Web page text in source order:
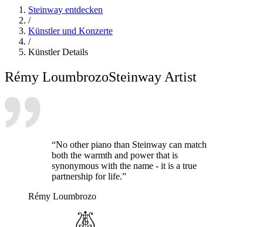
Steinway entdecken
/
Künstler und Konzerte
/
Künstler Details
Rémy LoumbrozoSteinway Artist
“No other piano than Steinway can match
both the warmth and power that is
synonymous with the name - it is a true
partnership for life.”
Rémy Loumbrozo